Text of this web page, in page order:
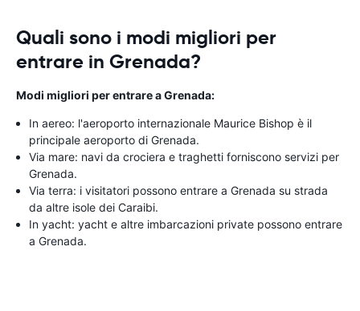
Quali sono i modi migliori per
entrare in Grenada?
Modi migliori per entrare a Grenada:
In aereo: l'aeroporto internazionale Maurice Bishop è il
principale aeroporto di Grenada.
Via mare: navi da crociera e traghetti forniscono servizi per
Grenada.
Via terra: i visitatori possono entrare a Grenada su strada
da altre isole dei Caraibi.
In yacht: yacht e altre imbarcazioni private possono entrare
a Grenada.